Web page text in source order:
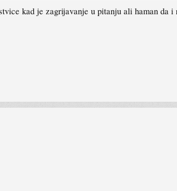
kad je zagrijavanje u pitanju ali haman